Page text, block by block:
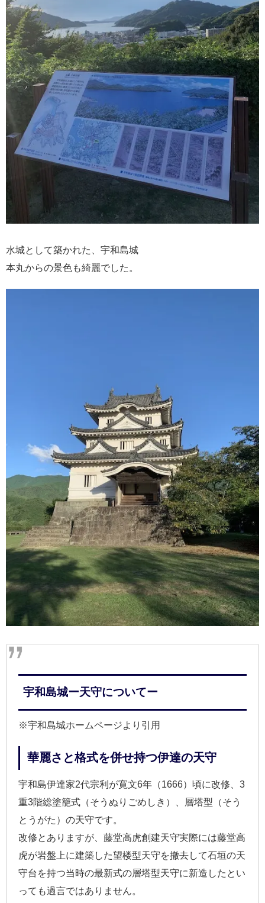
水城として築かれた、宇和島城
本丸からの景色も綺麗でした。
宇和島城ー天守についてー
※宇和島城ホームページより引用
華麗さと格式を併せ持つ伊達の天守
宇和島伊達家2代宗利が寛文6年（1666）頃に改修、3
重3階総塗籠式（そうぬりごめしき）、層塔型（そう
とうがた）の天守です。
改修とありますが、藤堂高虎創建天守実際には藤堂高
虎が岩盤上に建築した望楼型天守を撤去して石垣の天
守台を持つ当時の最新式の層塔型天守に新造したとい
っても過言ではありません。